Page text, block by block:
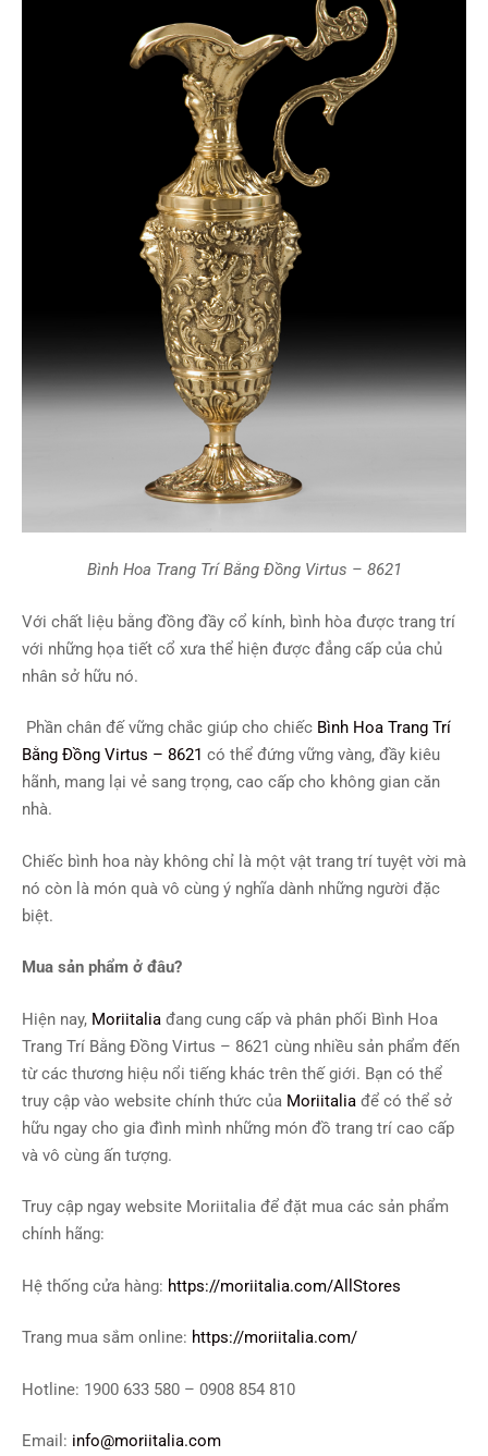
Bình Hoa Trang Trí Bằng Đồng Virtus – 8621
Với chất liệu bằng đồng đầy cổ kính, bình hòa được trang trí
với những họa tiết cổ xưa thể hiện được đẳng cấp của chủ
nhân sở hữu nó.
Phần chân đế vững chắc giúp cho chiếc Bình Hoa Trang Trí
Bằng Đồng Virtus – 8621 có thể đứng vững vàng, đầy kiêu
hãnh, mang lại vẻ sang trọng, cao cấp cho không gian căn
nhà.
Chiếc bình hoa này không chỉ là một vật trang trí tuyệt vời mà
nó còn là món quà vô cùng ý nghĩa dành những người đặc
biệt.
Mua sản phẩm ở đâu?
Hiện nay, Moriitalia đang cung cấp và phân phối Bình Hoa
Trang Trí Bằng Đồng Virtus – 8621 cùng nhiều sản phẩm đến
từ các thương hiệu nổi tiếng khác trên thế giới. Bạn có thể
truy cập vào website chính thức của Moriitalia để có thể sở
hữu ngay cho gia đình mình những món đồ trang trí cao cấp
và vô cùng ấn tượng.
Truy cập ngay website Moriitalia để đặt mua các sản phẩm
chính hãng:
Hệ thống cửa hàng: https://moriitalia.com/AllStores
Trang mua sắm online: https://moriitalia.com/
Hotline: 1900 633 580 – 0908 854 810
Email: info@moriitalia.com